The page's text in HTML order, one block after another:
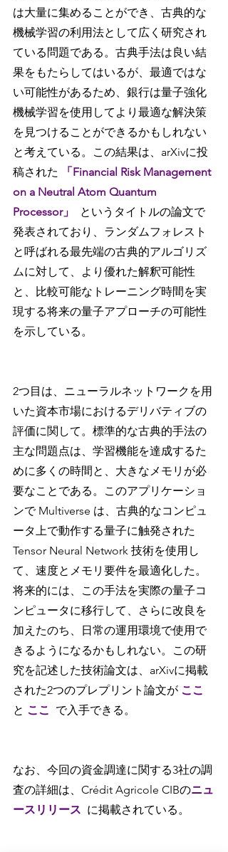
は大量に集めることができ、古典的な
機械学習の利用法として広く研究され
ている問題である。古典手法は良い結
果をもたらしてはいるが、最適ではな
い可能性があるため、銀行は量子強化
機械学習を使用してより最適な解決策
を見つけることができるかもしれない
と考えている。この結果は、arXivに投
稿された
「Financial Risk Management
on a Neutral Atom Quantum
Processor」
というタイトルの論文で
発表されており、ランダムフォレスト
と呼ばれる最先端の古典的アルゴリズ
ムに対して、より優れた解釈可能性
と、比較可能なトレーニング時間を実
現する将来の量子アプローチの可能性
を示している。
2つ目は、ニューラルネットワークを用
いた資本市場におけるデリバティブの
評価に関して。標準的な古典的手法の
主な問題点は、学習機能を達成するた
めに多くの時間と、大きなメモリが必
要なことである。このアプリケーショ
ンで Multiverse は、古典的なコンピュ
ータ上で動作する量子に触発された
Tensor Neural Network 技術を使用し
て、速度とメモリ要件を最適化した。
将来的には、この手法を実際の量子コ
ンピュータに移行して、さらに改良を
加えたのち、日常の運用環境で使用で
きるようになるかもしれない。この研
究を記述した技術論文は、arXivに掲載
された2つのプレプリント論文が ここ
と ここ で入手できる。
なお、今回の資金調達に関する3社の調
査の詳細は、Crédit Agricole CIBのニュ
ースリリース に掲載されている。